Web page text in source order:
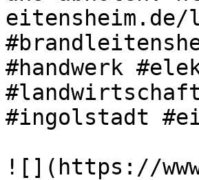
#handwerk
#ingolstadt
![](https://